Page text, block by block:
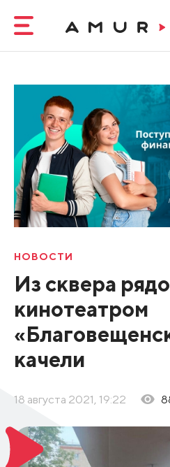
НОВОСТИ
Из сквера
кинотеатром
качели
18 августа 2021, 19:22